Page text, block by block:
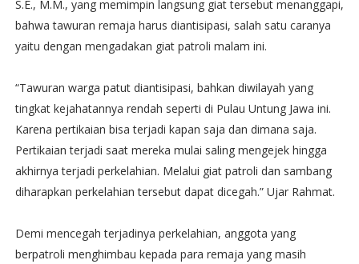
S.E., M.M., yang memimpin langsung giat tersebut menanggapi,
bahwa tawuran remaja harus diantisipasi, salah satu caranya
yaitu dengan mengadakan giat patroli malam ini.
“Tawuran warga patut diantisipasi, bahkan diwilayah yang
tingkat kejahatannya rendah seperti di Pulau Untung Jawa ini.
Karena pertikaian bisa terjadi kapan saja dan dimana saja.
Pertikaian terjadi saat mereka mulai saling mengejek hingga
akhirnya terjadi perkelahian. Melalui giat patroli dan sambang
diharapkan perkelahian tersebut dapat dicegah.” Ujar Rahmat.
Demi mencegah terjadinya perkelahian, anggota yang
berpatroli menghimbau kepada para remaja yang masih